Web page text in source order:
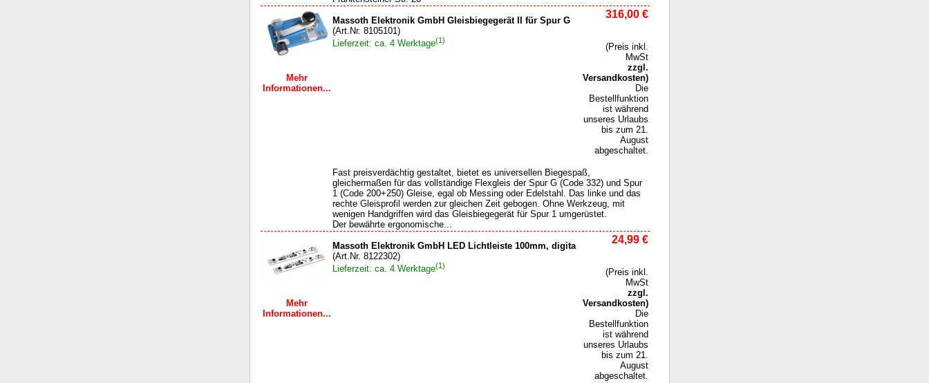
Mehr
Informationen...
Massoth Elektronik GmbH Gleisbiegegerät II für Spur G
(Art.Nr. 8105101)
Lieferzeit: ca. 4 Werktage(1)
316,00 €
(Preis inkl.
MwSt
zzgl.
Versandkosten)
Die
Bestellfunktion
ist während
unseres Urlaubs
bis zum 21.
August
abgeschaltet.
Fast preisverdächtig gestaltet, bietet es universellen Biegespaß,
gleichermaßen für das vollständige Flexgleis der Spur G (Code 332) und Spur
1 (Code 200+250) Gleise, egal ob Messing oder Edelstahl. Das linke und das
rechte Gleisprofil werden zur gleichen Zeit gebogen. Ohne Werkzeug, mit
wenigen Handgriffen wird das Gleisbiegegerät für Spur 1 umgerüstet.
Der bewährte ergonomische...
Mehr
Informationen...
Massoth Elektronik GmbH LED Lichtleiste 100mm, digita
(Art.Nr. 8122302)
Lieferzeit: ca. 4 Werktage(1)
24,99 €
(Preis inkl.
MwSt
zzgl.
Versandkosten)
Die
Bestellfunktion
ist während
unseres Urlaubs
bis zum 21.
August
abgeschaltet.